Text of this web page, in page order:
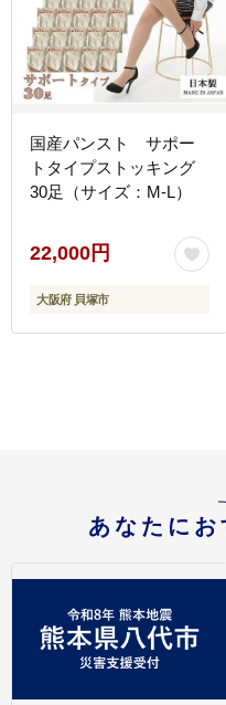
国産パンスト サポー
トタイプストッキング
30足（サイズ：M-L）
22,000円
大阪府 貝塚市
あなたに